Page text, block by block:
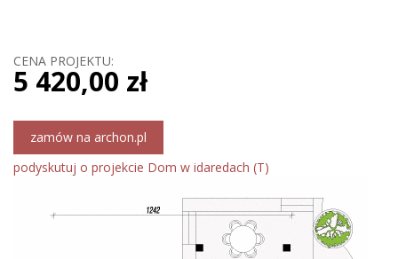
CENA PROJEKTU:
5 420,00 zł
zamów na archon.pl
podyskutuj o projekcie Dom w idaredach (T)